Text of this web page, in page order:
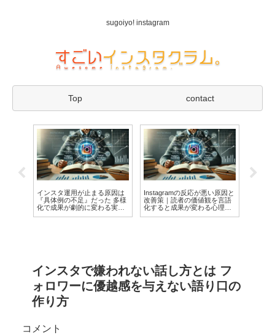
sugoiyo! instagram
Top contact
インスタ運用が止まる原因は
『具体例の不足』だった 多様
化で成果が劇的に変わる実践
Instagramの反応が悪い原因と
改善策｜読者の価値観を言語
化すると成果が変わる心理戦
インスタで嫌われない話し方とは フ
ォロワーに優越感を与えない語り口の
作り方
コメント